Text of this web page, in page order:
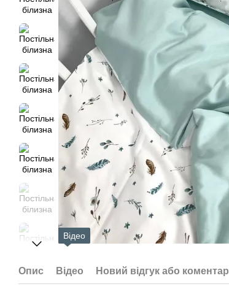
Відео
Опис Відео Новий відгук або коментар